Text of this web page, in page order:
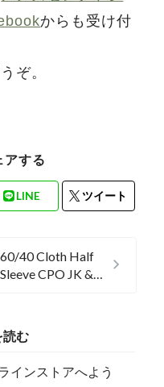
からも受け付
ぞ。
アする
LINE ツイート
60/40 Cloth Half
Sleeve CPO JK &
読む
インストアへよう